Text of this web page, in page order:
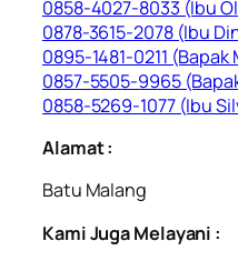
0858-4027-8033 (Ibu
0878-3615-2078 (Ibu
0895-1481-0211
0857-5505-9965
0858-5269-1077 (Ibu
Alamat :
Batu Malang
Kami Juga Melayani :